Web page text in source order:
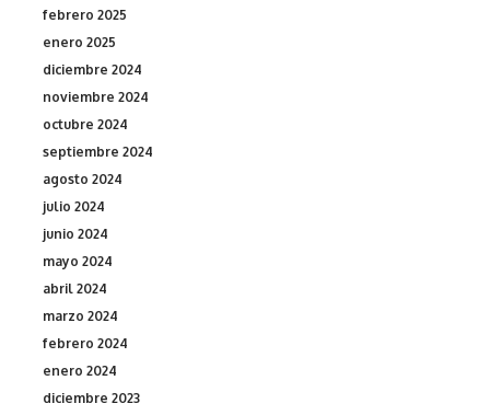
febrero 2025
enero 2025
diciembre 2024
noviembre 2024
octubre 2024
septiembre 2024
agosto 2024
julio 2024
junio 2024
mayo 2024
abril 2024
marzo 2024
febrero 2024
enero 2024
diciembre 2023